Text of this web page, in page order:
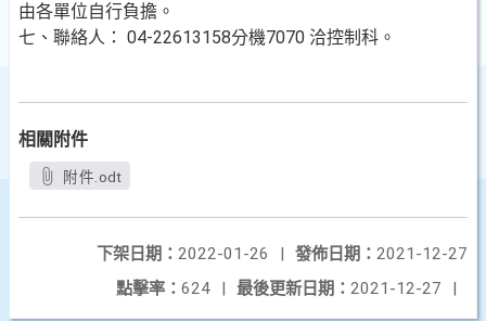
由各單位自行負擔。
七、聯絡人： 04-22613158分機7070 洽控制科。
相關附件
附件.odt
發佈日期： 2021-12-27
下架日期： 2022-01-26
|
最後更新日期： 2021-12-27 |
點擊率： 624 |